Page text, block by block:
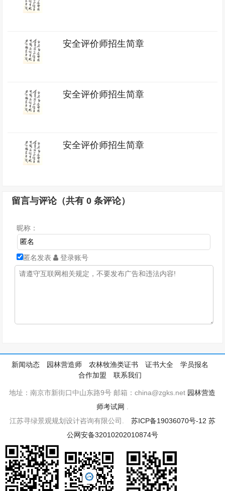
安全评价师招生简章
安全评价师招生简章
安全评价师招生简章
留言与评论（共有0 条评论）
昵称：
匿名发表 登录账号
新闻动态 园林营造师 农林牧渔类证书 证书大全
学员报名
合作加盟
联系我们
地址：南京市新街口中山东路9号 邮箱：china@zgks.net 园林营造
师考试网
江苏寻绿景观规划设计咨询有限公司. 苏ICP备19036070号-12 苏
公网安备32010202010874号